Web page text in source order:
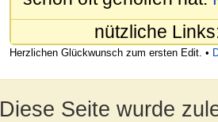
nützliche
Herzlichen Glückwunsch zum ersten Edit. •
Diese Seite wurde